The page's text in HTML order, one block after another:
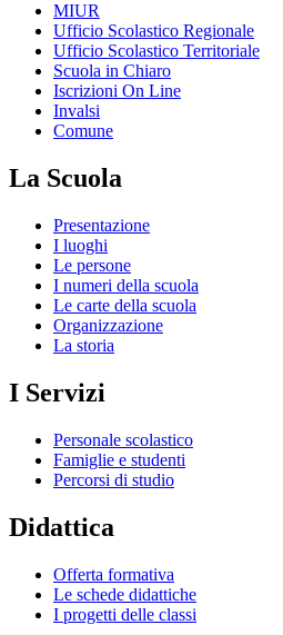
MIUR
Ufficio Scolastico Regionale
Ufficio Scolastico Territoriale
Scuola in Chiaro
Iscrizioni On Line
Invalsi
Comune
La Scuola
Presentazione
I luoghi
Le persone
I numeri della scuola
Le carte della scuola
Organizzazione
La storia
I Servizi
Personale scolastico
Famiglie e studenti
Percorsi di studio
Didattica
Offerta formativa
Le schede didattiche
I progetti delle classi